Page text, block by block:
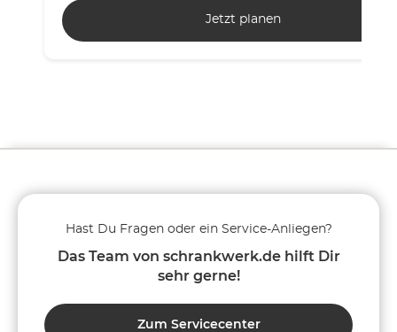
Jetzt planen
Hast Du Fragen oder ein Service-Anliegen?
Das Team von schrankwerk.de hilft Dir
sehr gerne!
Zum Servicecenter